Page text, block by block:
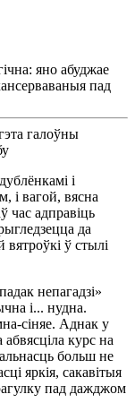
яно абуджае
пад
і
і вагой, вясна
час адправіць
да
вятроўкі ў стылі
непагадзі»
і... нудна.
сіняе. Аднак у
курс на
больш не
яркія, сакавітыя
пад дажджом